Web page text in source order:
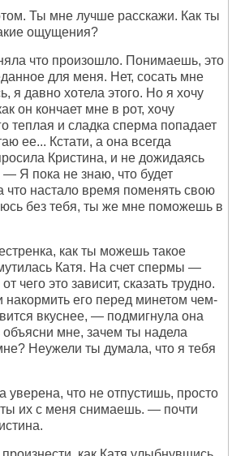
Ты мне лучше расскажи. Как ты
ощущения?
что произошло. Понимаешь, это
для меня. Нет, сосать мне
я давно хотела этого. Но я хочу
он кончает мне в рот, хочу
теплая и сладка сперма попадает
ее... Кстати, а она всегда
Кристина, и не дожидаясь
Я пока не знаю, что будет
настало время поменять свою
без тебя, ты же мне поможешь в
как ты можешь такое
Катя. На счет спермы —
чего это зависит, сказать трудно.
накормить его перед минетом чем-
вкуснее, — подмигнула она
объясни мне, зачем ты надела
Неужели ты думала, что я тебя
уверена, что не отпустишь, просто
ты их с меня снимаешь. — почти